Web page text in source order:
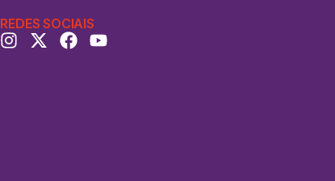
REDES SOCIAIS